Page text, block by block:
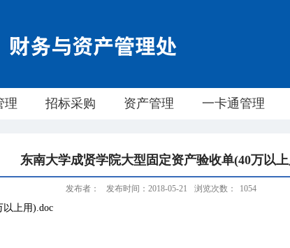
理 招标采购 资产管理 一卡通管理
东南大学成贤学院大型固定资产验收单(40万以
发布者： 发布时间：2018-05-21 浏览次数： 1054
上用).doc